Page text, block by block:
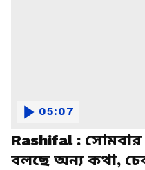
Rashifal :
বলছে অন্য কথা,
05:07